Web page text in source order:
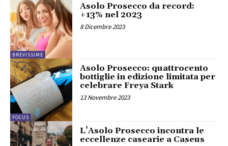
BREVISSIME
Asolo Prosecco da record:
+13% nel 2023
8 Dicembre 2023
FOCUS
Asolo Prosecco: quattrocento
bottiglie in edizione limitata per
celebrare Freya Stark
13 Novembre 2023
L’Asolo Prosecco incontra le
eccellenze casearie a Caseus